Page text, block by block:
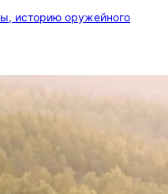
историю оружейного